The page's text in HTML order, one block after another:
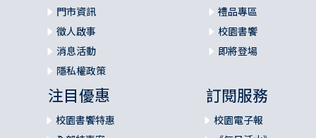
門市資訊
徵人啟事
消息活動
隱私權政策
禮品專區
校園書饗
即將登場
注目優惠
校園書饗特惠
訂閱服務
校園電子報